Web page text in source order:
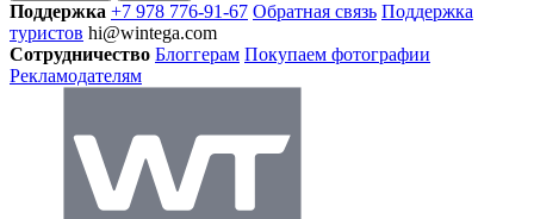
Поддержка +7 978 776-91-67 Обратная связь Поддержка
туристов hi@wintega.com
Сотрудничество Блоггерам Покупаем фотографии
Рекламодателям